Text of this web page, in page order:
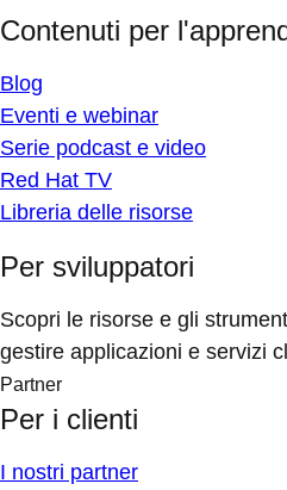
Contenuti per
Blog
Eventi e webinar
Serie podcast e video
Red Hat TV
Libreria delle risorse
Per sviluppatori
Scopri le risorse e gli
gestire applicazioni e servizi
Partner
Per i clienti
I nostri partner